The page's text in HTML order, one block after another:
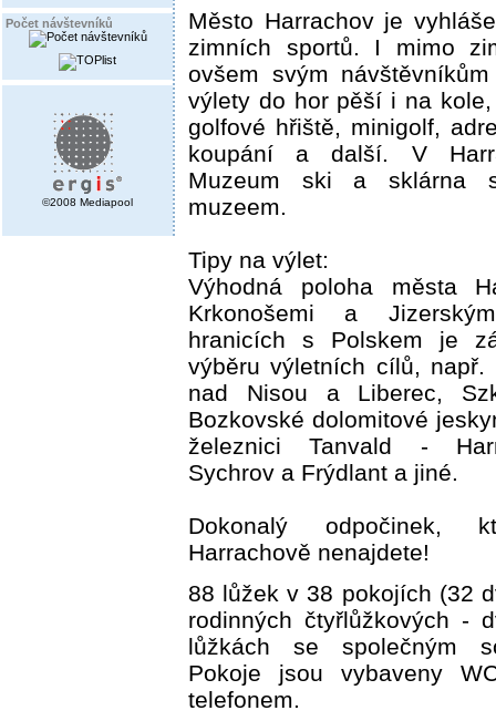
Počet návštevníků
©2008 Mediapool
Město Harrachov je
zimních sportů. I mimo
ovšem svým
výlety do hor pěší i na
golfové hřiště, minigolf,
koupání a další. V
Muzeum ski a sklárna
muzeem.
Tipy na výlet:
Výhodná poloha města
Krkonošemi a
hranicích s Polskem je
výběru výletních cílů, např.
nad Nisou a Liberec,
Bozkovské dolomitové
železnici Tanvald -
Sychrov a Frýdlant a jiné.
Dokonalý odpočinek,
Harrachově nenajdete!
88 lůžek v 38 pokojích (32
rodinných čtyřlůžkových -
lůžkách se společným
Pokoje jsou vybaveny
telefonem.